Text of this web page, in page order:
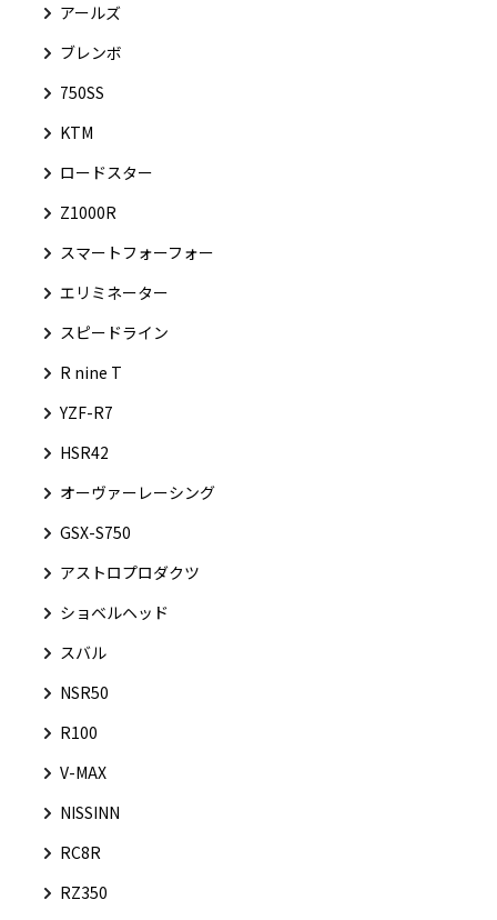
アールズ
ブレンボ
750SS
KTM
ロードスター
Z1000R
スマートフォーフォー
エリミネーター
スピードライン
R nine T
YZF-R7
HSR42
オーヴァーレーシング
GSX-S750
アストロプロダクツ
ショベルヘッド
スバル
NSR50
R100
V-MAX
NISSINN
RC8R
RZ350